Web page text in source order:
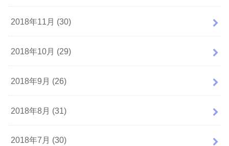
2018年11月 (30)
2018年10月 (29)
2018年9月 (26)
2018年8月 (31)
2018年7月 (30)